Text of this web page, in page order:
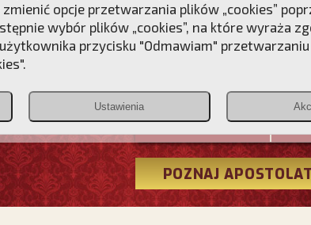
Christiana
POZNAJ
zmienić opcje przetwarzania plików „cookies”
wybór plików „cookies”, na które wyraża
przycisku "Odmawiam"
Ustawienia